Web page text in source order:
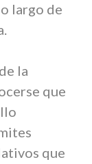
largo de
la
que
que